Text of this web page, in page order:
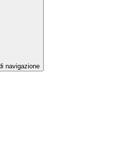
navigazione